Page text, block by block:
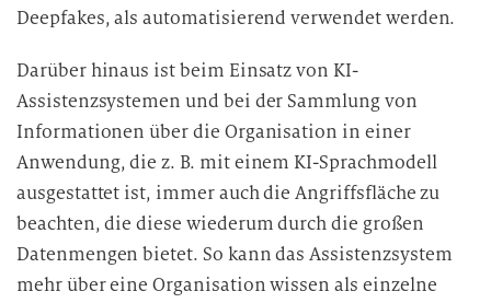
Deepfakes, als automatisierend verwendet werden.
Darüber hinaus ist beim Einsatz von KI-
Assistenzsystemen und bei der Sammlung von
Informationen über die Organisation in einer
Anwendung, die z. B. mit einem KI-Sprachmodell
ausgestattet ist, immer auch die Angriffsfläche zu
beachten, die diese wiederum durch die großen
Datenmengen bietet. So kann das Assistenzsystem
mehr über eine Organisation wissen als einzelne